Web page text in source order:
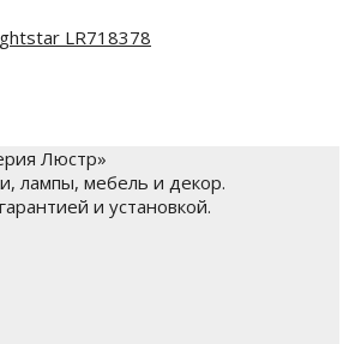
LR718378
Люстр»
лампы, мебель и декор.
и установкой.